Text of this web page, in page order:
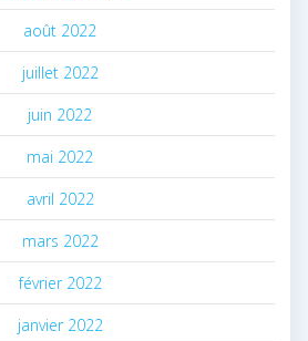
août 2022
juillet 2022
juin 2022
mai 2022
avril 2022
mars 2022
février 2022
janvier 2022